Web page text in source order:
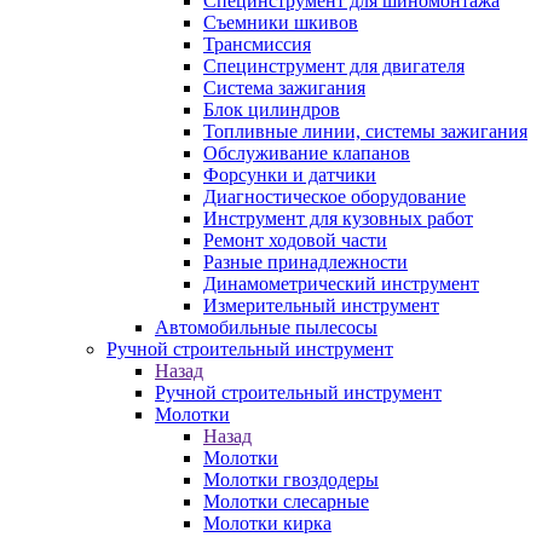
Съемники шкивов
Трансмиссия
Специнструмент для двигателя
Система зажигания
Блок цилиндров
Топливные линии, системы зажигания
Обслуживание клапанов
Форсунки и датчики
Диагностическое оборудование
Инструмент для кузовных работ
Ремонт ходовой части
Разные принадлежности
Динамометрический инструмент
Измерительный инструмент
Автомобильные пылесосы
Ручной строительный инструмент
Назад
Ручной строительный инструмент
Молотки
Назад
Молотки
Молотки гвоздодеры
Молотки слесарные
Молотки кирка